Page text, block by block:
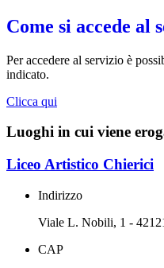
Come si accede al
Per accedere al servizio è
indicato.
Clicca qui
Luoghi in cui viene
Liceo Artistico Chierici
Indirizzo
Viale L. Nobili, 1 -
CAP